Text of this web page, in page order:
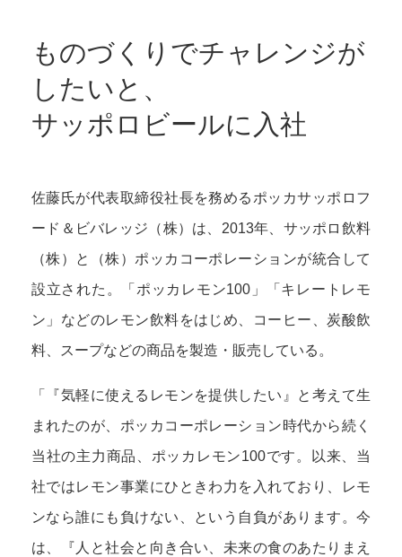
ものづくりでチャレンジが
したいと、
サッポロビールに入社
佐藤氏が代表取締役社長を務めるポッカサッポロフ
ード＆ビバレッジ（株）は、2013年、サッポロ飲料
（株）と（株）ポッカコーポレーションが統合して
設立された。「ポッカレモン100」「キレートレモ
ン」などのレモン飲料をはじめ、コーヒー、炭酸飲
料、スープなどの商品を製造・販売している。
「『気軽に使えるレモンを提供したい』と考えて生
まれたのが、ポッカコーポレーション時代から続く
当社の主力商品、ポッカレモン100です。以来、当
社ではレモン事業にひときわ力を入れており、レモ
ンなら誰にも負けない、という自負があります。今
は、『人と社会と向き合い、未来の食のあたりまえ